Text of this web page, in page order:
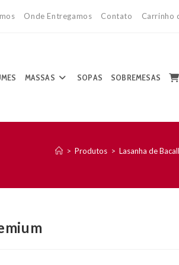
Onde Entregamos Contato Carrinho
MASSAS SOPAS SOBREMESAS
> Produtos > Lasanha de